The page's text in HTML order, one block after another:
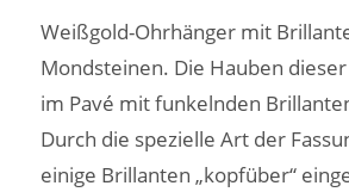
Weißgold-Ohrhänger mit
Mondsteinen. Die Hauben
im Pavé mit funkelnden
Durch die spezielle Art der
einige Brillanten „kopfüber“